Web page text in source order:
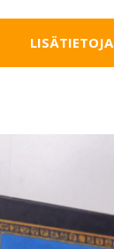
LISÄTIETOJA